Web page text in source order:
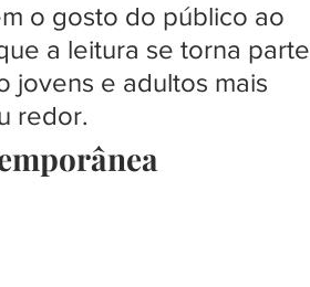
o gosto do público ao
a leitura se torna parte
jovens e adultos mais
redor.